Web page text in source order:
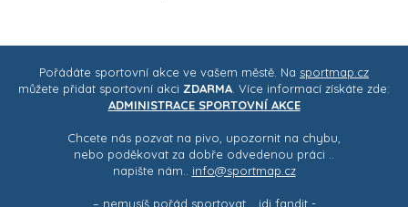
Pořádáte sportovní akce ve vašem městě. Na sportmap.cz
můžete přidat sportovní akci ZDARMA . Více informací získáte zde:
ADMINISTRACE SPORTOVNÍ AKCE
Chcete nás pozvat na pivo, upozornit na chybu,
nebo poděkovat za dobře odvedenou práci ..
napište nám.. info@sportmap.cz
– nemusíš pořád sportovat .. jdi fandit -